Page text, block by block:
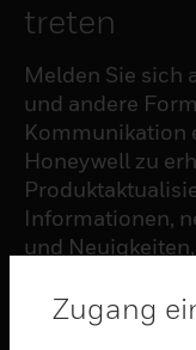
treten
Melden Sie sich
und andere
Kommunikation
Honeywell zu
Informationen,
und
Zugang